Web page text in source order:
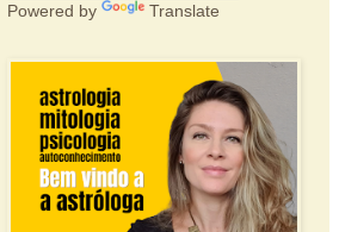
Powered by Translate